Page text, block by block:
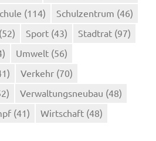
(114) Schulzentrum (46)
(52) Sport (43) Stadtrat (97)
Umwelt (56)
Verkehr (70)
Verwaltungsneubau (48)
(41) Wirtschaft (48)